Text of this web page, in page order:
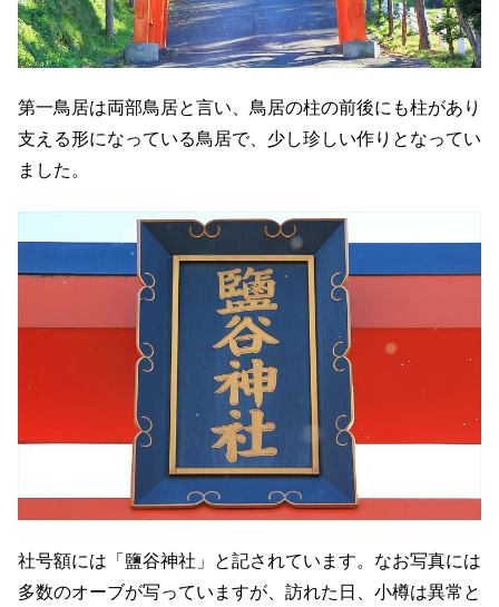
第一鳥居は両部鳥居と言い、鳥居の柱の前後にも柱があり
支える形になっている鳥居で、少し珍しい作りとなってい
ました。
社号額には「鹽谷神社」と記されています。なお写真には
多数のオーブが写っていますが、訪れた日、小樽は異常と